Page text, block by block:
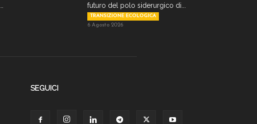
futuro del polo siderurgico di...
TRANSIZIONE ECOLOGICA
6 Agosto 2026
SEGUICI